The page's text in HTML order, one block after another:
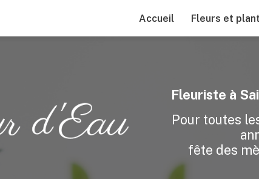
Accueil
Fleurs et
Fleuriste à
Pour toutes
fête des